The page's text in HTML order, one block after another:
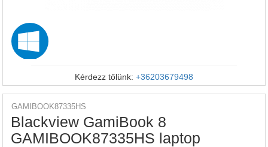
Kérdezz tőlünk: +36203679498
GAMIBOOK87335HS
Blackview GamiBook 8
GAMIBOOK87335HS laptop